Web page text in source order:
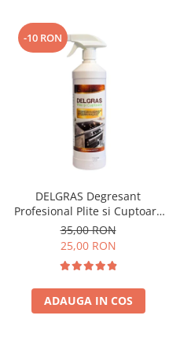
-10 RON
DELGRAS Degresant
Profesional Plite si Cuptoare
1L
35,00 RON
25,00 RON
ADAUGA IN COS